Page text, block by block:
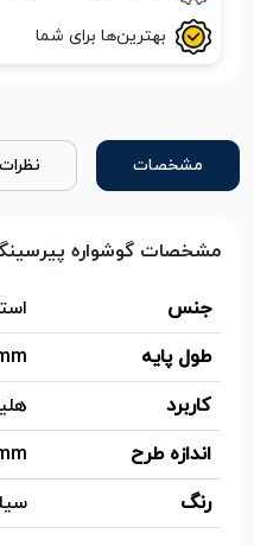
بهترین‌ها برای شما
مشخصات نظرات
مشخصات گوشواره پیرسینگ
جنس
طول پایه
کاربرد
اندازه طرح
رنگ